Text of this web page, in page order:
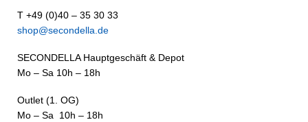
T +49 (0)40 – 35 30 33
shop@secondella.de
SECONDELLA Hauptgeschäft & Depot
Mo – Sa 10h – 18h
Outlet (1. OG)
Mo – Sa 10h – 18h